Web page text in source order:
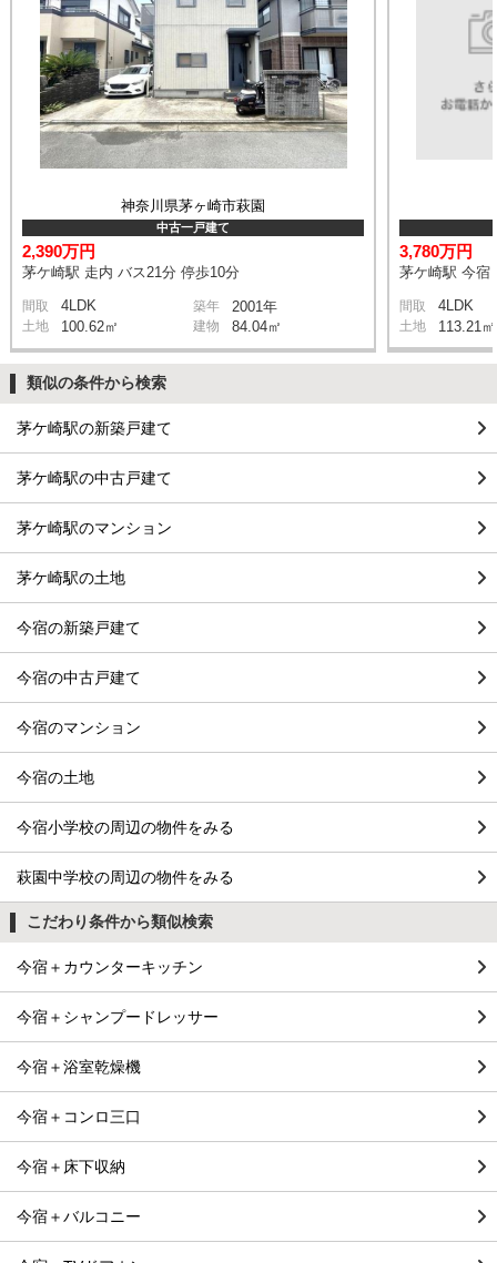
神奈川県茅ヶ崎市萩園
中古一戸建て
2,390万円
茅ケ崎駅 走内 バス21分 停歩10分
間取 4LDK 築年 2001年
土地 100.62㎡ 建物 84.04㎡
3,780万円
茅ケ崎駅 今宿
間取 4LDK
土地 113.21㎡
類似の条件から検索
茅ケ崎駅の新築戸建て
茅ケ崎駅の中古戸建て
茅ケ崎駅のマンション
茅ケ崎駅の土地
今宿の新築戸建て
今宿の中古戸建て
今宿のマンション
今宿の土地
今宿小学校の周辺の物件をみる
萩園中学校の周辺の物件をみる
こだわり条件から類似検索
今宿＋カウンターキッチン
今宿＋シャンプードレッサー
今宿＋浴室乾燥機
今宿＋コンロ三口
今宿＋床下収納
今宿＋バルコニー